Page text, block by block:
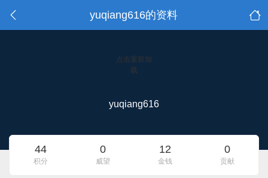
yuqiang616的资料
点击重新加
载
yuqiang616
44
积分
0
威望
12
金钱
0
贡献